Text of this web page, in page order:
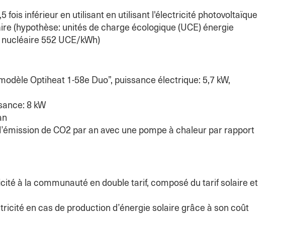
fois inférieur en utilisant en utilisant l'électricité photovoltaïque
(hypothèse: unités de charge écologique (UCE) énergie
552 UCE/kWh)
Optiheat 1-58e Duo”, puissance électrique: 5,7 kW,
8 kW
de CO2 par an avec une pompe à chaleur par rapport
à la communauté en double tarif, composé du tarif solaire et
en cas de production d’énergie solaire grâce à son coût